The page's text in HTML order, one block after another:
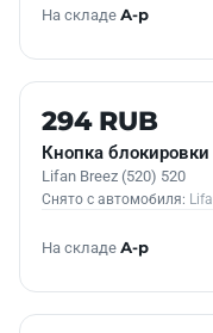
На складе А-р
Б/У В НАЛИЧИИ
294 RUB
Кнопка
Lifan Breez (520) 520
Снято с автомобиля:
На складе А-р